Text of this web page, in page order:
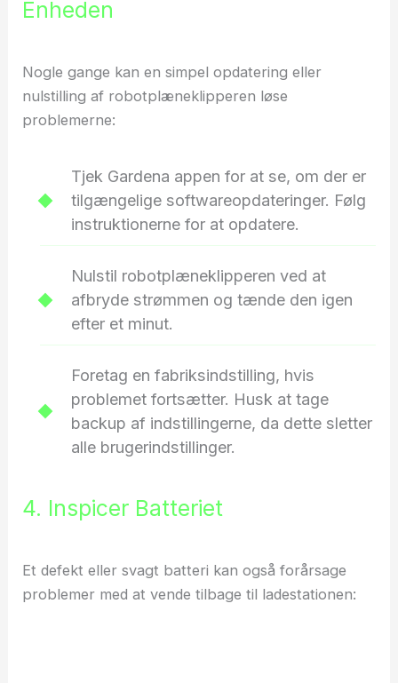
Enheden
Nogle gange kan en simpel opdatering eller
nulstilling af robotplæneklipperen løse
problemerne:
Tjek Gardena appen for at se, om der er
tilgængelige softwareopdateringer. Følg
instruktionerne for at opdatere.
Nulstil robotplæneklipperen ved at
afbryde strømmen og tænde den igen
efter et minut.
Foretag en fabriksindstilling, hvis
problemet fortsætter. Husk at tage
backup af indstillingerne, da dette sletter
alle brugerindstillinger.
4. Inspicer Batteriet
Et defekt eller svagt batteri kan også forårsage
problemer med at vende tilbage til ladestationen: